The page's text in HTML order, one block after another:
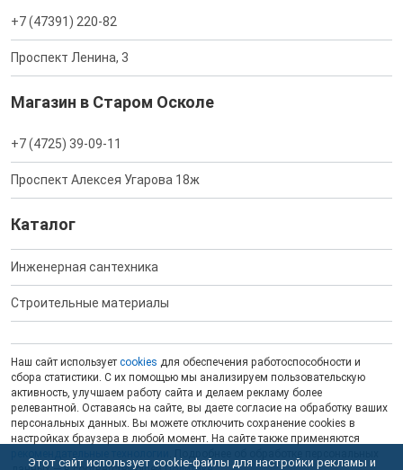
+7 (47391) 220-82
Проспект Ленина, 3
Магазин в Старом Осколе
+7 (4725) 39-09-11
Проспект Алексея Угарова 18ж
Каталог
Инженерная сантехника
Строительные материалы
Наш сайт использует cookies для обеспечения работоспособности и
сбора статистики. С их помощью мы анализируем пользовательскую
активность, улучшаем работу сайта и делаем рекламу более
релевантной. Оставаясь на сайте, вы даете согласие на обработку ваших
персональных данных. Вы можете отключить сохранение cookies в
настройках браузера в любой момент. На сайте также применяются
Этот сайт использует cookie-файлы для настройки рекламы и